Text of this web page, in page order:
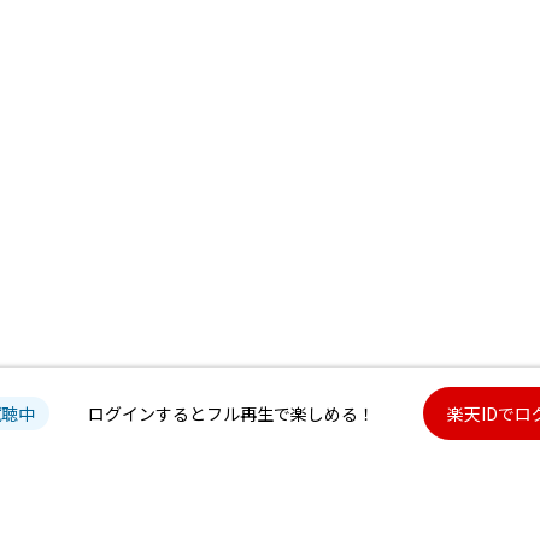
中 ログインするとフル再生で楽しめる！ 楽天IDでロ